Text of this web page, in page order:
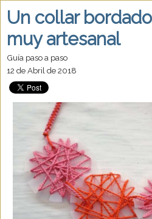
Un collar
muy artesanal
Guía paso a paso
12 de Abril de 2018